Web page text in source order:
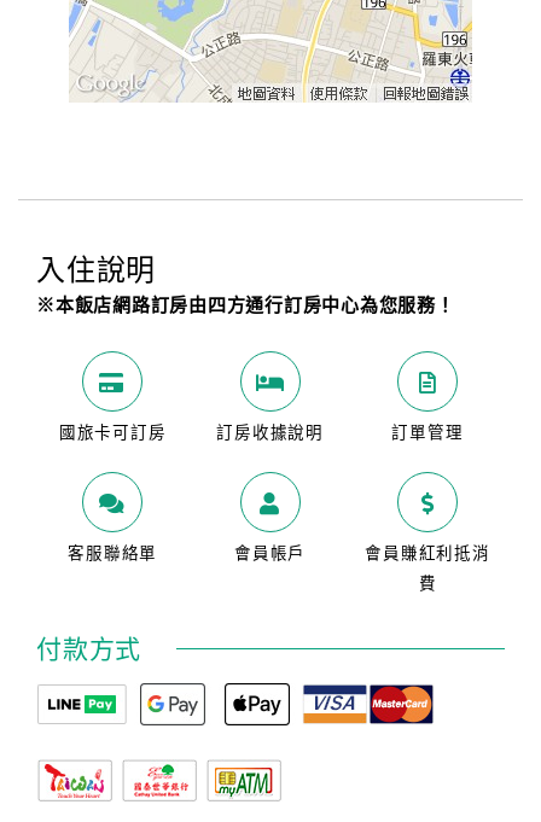
入住說明
※本飯店網路訂房由四方通行訂房中心為您服務！
國旅卡可訂房 訂房收據說明 訂單管理
客服聯絡單 會員帳戶
會員賺紅利抵消
費
付款方式